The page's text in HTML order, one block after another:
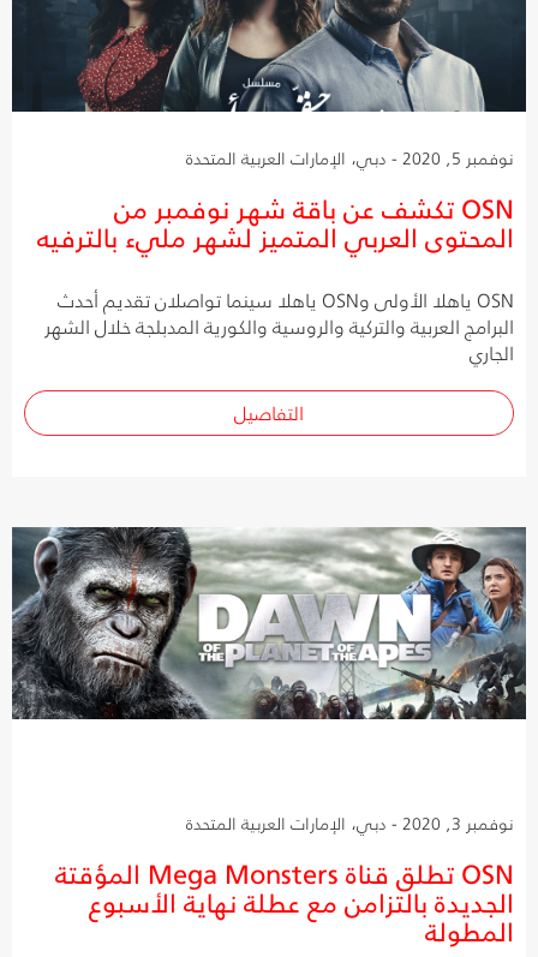
نوفمبر 5, 2020 - دبي، الإمارات العربية المتحدة
OSN تكشف عن باقة شهر نوفمبر من
المحتوى العربي المتميز لشهر مليء بالترفيه
OSN ياهلا الأولى وOSN ياهلا سينما تواصلان تقديم أحدث
البرامج العربية والتركية والروسية والكورية المدبلجة خلال الشهر
الجاري
التفاصيل
نوفمبر 3, 2020 - دبي، الإمارات العربية المتحدة
OSN تطلق قناة Mega Monsters المؤقتة
الجديدة بالتزامن مع عطلة نهاية الأسبوع
المطولة